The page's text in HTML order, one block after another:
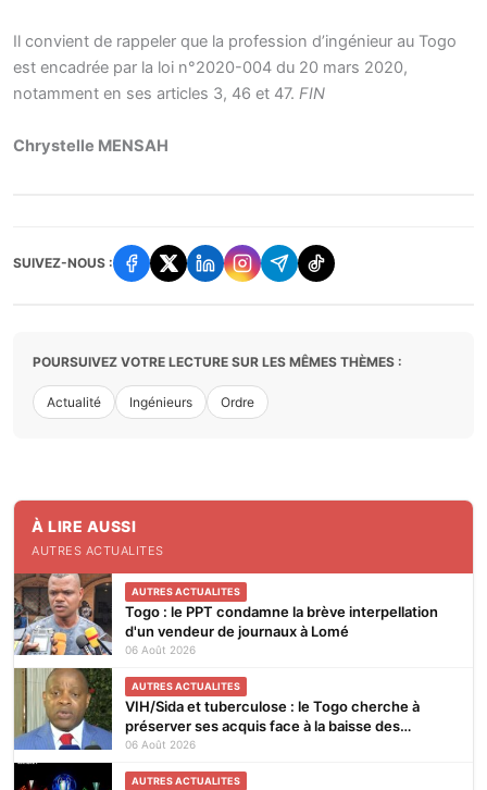
Il convient de rappeler que la profession d’ingénieur au Togo
est encadrée par la loi n°2020-004 du 20 mars 2020,
notamment en ses articles 3, 46 et 47. FIN
Chrystelle MENSAH
SUIVEZ-NOUS :
POURSUIVEZ VOTRE LECTURE SUR LES MÊMES THÈMES :
Actualité Ingénieurs Ordre
À LIRE AUSSI
AUTRES ACTUALITES
AUTRES ACTUALITES
Togo : le PPT condamne la brève interpellation
d'un vendeur de journaux à Lomé
06 Août 2026
AUTRES ACTUALITES
VIH/Sida et tuberculose : le Togo cherche à
préserver ses acquis face à la baisse des
financements
06 Août 2026
AUTRES ACTUALITES